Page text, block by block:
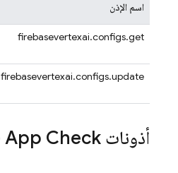
اسم الإذن
firebasevertexai.configs.get
firebasevertexai.configs.update
أذونات App Check